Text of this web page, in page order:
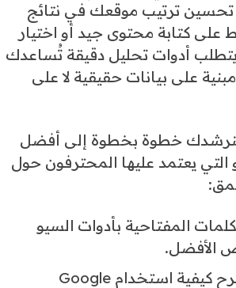
تحسين ترتيب موقعك في نتائج
على كتابة محتوى جيد أو اختيار
أدوات تحليل دقيقة تُساعدك
على بيانات حقيقية لا على
خطوة بخطوة إلى أفضل
التي يعتمد عليها المحترفون حول
المفتاحية بأدوات السيو
الأفضل.
دليل عملي يشرح كيفية استخدام Google